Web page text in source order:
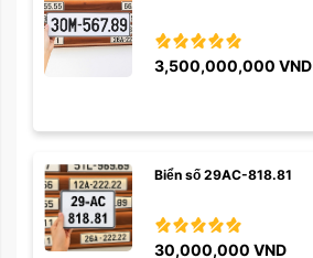
3,500,000,000 VND
Biển số 29AC-818.81
30,000,000 VND